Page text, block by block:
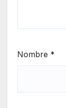
Nombre *